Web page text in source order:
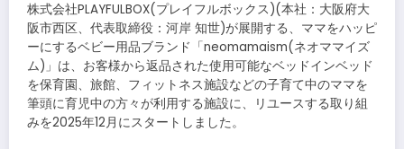
株式会社PLAYFULBOX(プレイフルボックス)(本社：大阪府大
阪市西区、代表取締役：河岸 知世)が展開する、ママをハッピ
ーにするベビー用品ブランド「neomamaism(ネオママイズ
ム)」は、お客様から返品された使用可能なベッドインベッド
を保育園、旅館、フィットネス施設などの子育て中のママを
筆頭に育児中の方々が利用する施設に、リユースする取り組
みを2025年12月にスタートしました。